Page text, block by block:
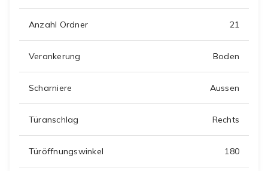
Anzahl Ordner 21
Verankerung Boden
Scharniere Aussen
Türanschlag Rechts
Türöffnungswinkel 180